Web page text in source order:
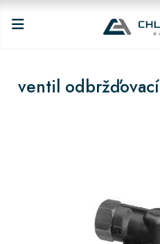
ventil odbržďovací